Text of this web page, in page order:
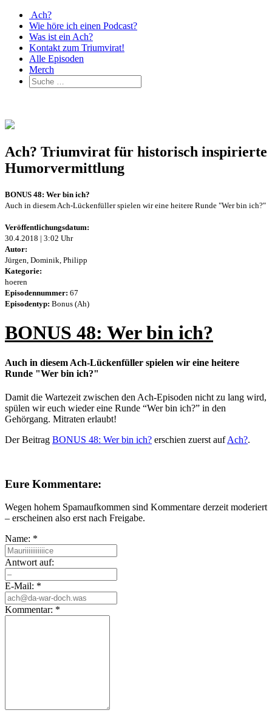
Ach?
Wie höre ich einen Podcast?
Was ist ein Ach?
Kontakt zum Triumvirat!
Alle Episoden
Merch
Ach? Triumvirat für historisch inspirierte
Humorvermittlung
BONUS 48: Wer bin ich?
Auch in diesem Ach-Lückenfüller spielen wir eine heitere Runde "Wer bin ich?"
Veröffentlichungsdatum:
30.4.2018 | 3:02 Uhr
Autor:
Jürgen, Dominik, Philipp
Kategorie:
hoeren
Episodennummer: 67
Episodentyp: Bonus (Ah)
BONUS 48: Wer bin ich?
Auch in diesem Ach-Lückenfüller spielen wir eine heitere
Runde "Wer bin ich?"
Damit die Wartezeit zwischen den Ach-Episoden nicht zu lang wird,
spülen wir euch wieder eine Runde “Wer bin ich?” in den
Gehörgang. Mitraten erlaubt!
Der Beitrag BONUS 48: Wer bin ich? erschien zuerst aufAch?.
Eure Kommentare:
Wegen hohem Spamaufkommen sind Kommentare derzeit moderiert
– erscheinen also erst nach Freigabe.
Name: *
Antwort auf:
E-Mail: *
Kommentar: *